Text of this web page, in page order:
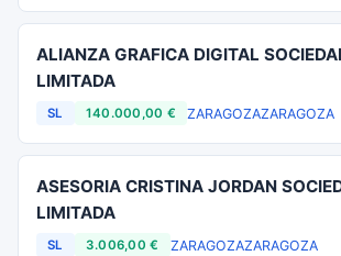
ALIANZA GRAFICA DIGITAL
LIMITADA
SL 140.000,00 € ZARAGOZAZARAGOZA
ASESORIA CRISTINA JORDAN
LIMITADA
SL 3.006,00 € ZARAGOZAZARAGOZA